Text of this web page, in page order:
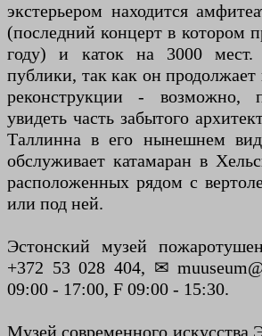
экстерьером находится
(последний концерт в котором
году) и каток на 3000
публики, так как он продолжает
реконструкции - возможно,
увидеть часть забытого
Таллинна в его нынешнем
обслуживает катамаран в
расположенных рядом с
или под ней.
Эстонский музей
+372 53 028 404, ✉
09:00 - 17:00, F 09:00 - 15:30.
Музей современного искусства